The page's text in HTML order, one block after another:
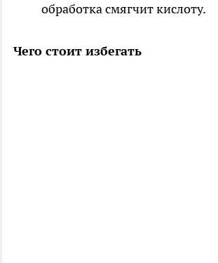
обработка смягчит кислоту.
Чего стоит избегать